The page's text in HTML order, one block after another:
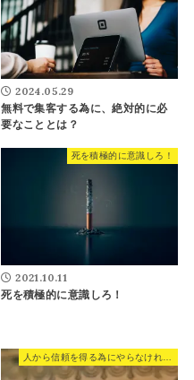
2024.05.29
無料で集客する為に、絶対的に必
要なこととは？
死を積極的に意識しろ！
2021.10.11
死を積極的に意識しろ！
人から信頼を得る為にやらなければならないこと